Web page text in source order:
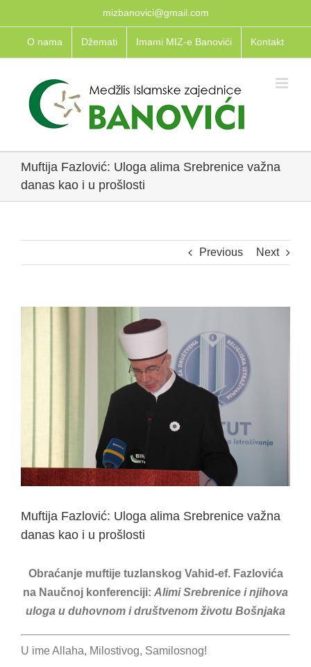
to
content
mizbanovici@gmail.com
O nama Džemati Imami MIZ-e Banovići Kontakt
Muftija Fazlović: Uloga alima Srebrenice važna
danas kao i u prošlosti
Previous Next
Muftija Fazlović: Uloga alima Srebrenice važna
danas kao i u prošlosti
Obraćanje muftije tuzlanskog Vahid-ef. Fazlovića
na Naučnoj konferenciji: Alimi Srebrenice i njihova
uloga u duhovnom i društvenom životu Bošnjaka
U ime Allaha, Milostivog, Samilosnog!